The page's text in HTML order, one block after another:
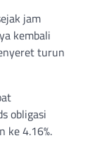
jam
kembali
turun
obligasi
ke 4.16%.